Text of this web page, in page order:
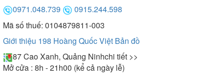
0971.048.739
0915.244.598
Mã số thuế: 0104879811-003
Giới thiệu 198 Hoàng Quốc Việt Bản đồ
87 Cao Xanh, Quảng Ninhchi tiết >>
Mở cửa : 8h - 21h00 (kể cả ngày lễ)